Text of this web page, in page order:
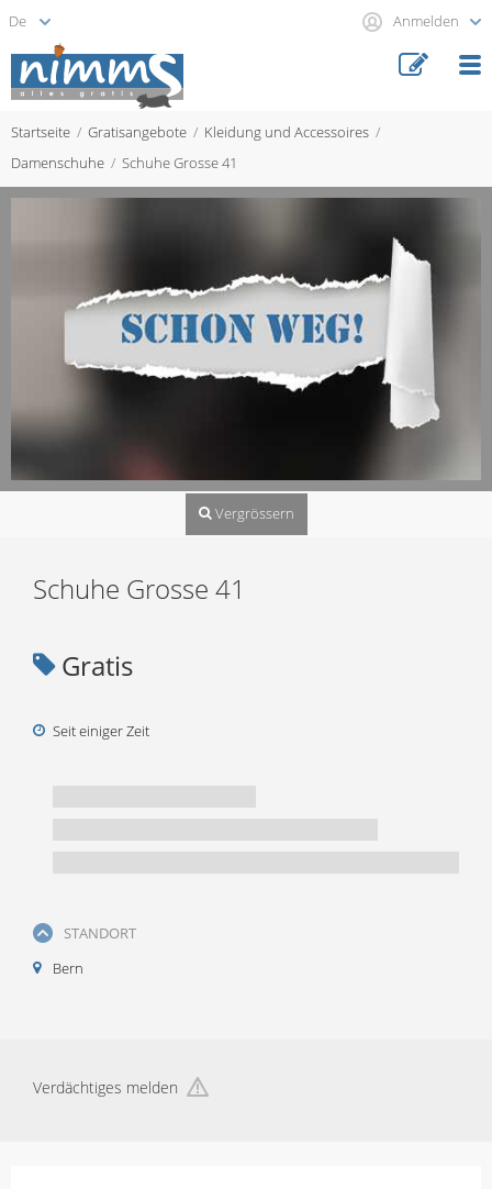
Anmelden
Startseite Gratisangebote
Kleidung und Accessoires
Damenschuhe
Schuhe Grosse 41
Vergrössern
Schuhe Grosse 41
Gratis
Seit einiger Zeit
STANDORT
Bern
Verdächtiges melden